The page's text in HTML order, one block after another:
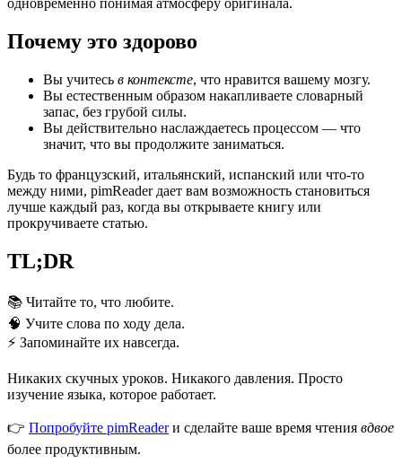
одновременно понимая атмосферу оригинала.
Почему это здорово
Вы учитесь в контексте, что нравится вашему мозгу.
Вы естественным образом накапливаете словарный
запас, без грубой силы.
Вы действительно наслаждаетесь процессом — что
значит, что вы продолжите заниматься.
Будь то французский, итальянский, испанский или что-то
между ними, pimReader дает вам возможность становиться
лучше каждый раз, когда вы открываете книгу или
прокручиваете статью.
TL;DR
📚 Читайте то, что любите.
🧠 Учите слова по ходу дела.
⚡ Запоминайте их навсегда.
Никаких скучных уроков. Никакого давления. Просто
изучение языка, которое работает.
👉 Попробуйте pimReaderи сделайте ваше время чтения вдвое
более продуктивным.